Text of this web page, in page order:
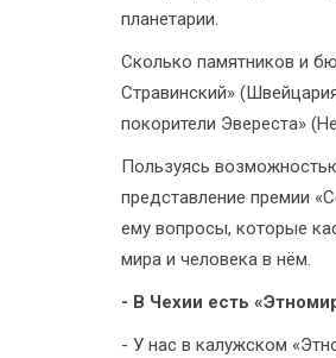
планетарии.
Сколько памятников и
Стравинский»
покорители Эвереста»
Пользуясь
представление премии
ему вопросы, которые
мира и человека в нём.
- В Чехии есть
- У нас в калужском